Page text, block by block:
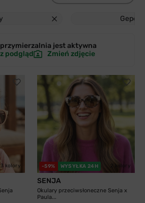
jestaktywna
podgląd
Zmień zdjęcie
3 kolory -59% WYSYŁKA 24H 2 kolory
SENJA
Okulary przeciwsłoneczne Senja x
Paula...